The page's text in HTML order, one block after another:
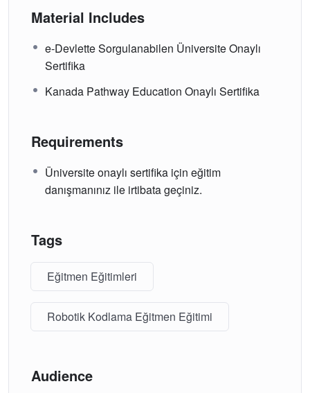
Material Includes
e-Devlette Sorgulanabilen Üniversite Onaylı
Sertifika
Kanada Pathway Education Onaylı Sertifika
Requirements
Üniversite onaylı sertifika için eğitim
danışmanınız ile irtibata geçiniz.
Tags
Eğitmen Eğitimleri
Robotik Kodlama Eğitmen Eğitimi
Audience